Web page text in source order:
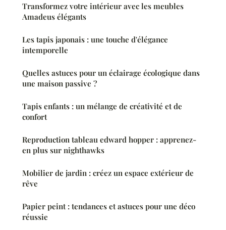
Transformez votre intérieur avec les meubles
Amadeus élégants
Les tapis japonais : une touche d'élégance
intemporelle
Quelles astuces pour un éclairage écologique dans
une maison passive ?
Tapis enfants : un mélange de créativité et de
confort
Reproduction tableau edward hopper : apprenez-
en plus sur nighthawks
Mobilier de jardin : créez un espace extérieur de
rêve
Papier peint : tendances et astuces pour une déco
réussie